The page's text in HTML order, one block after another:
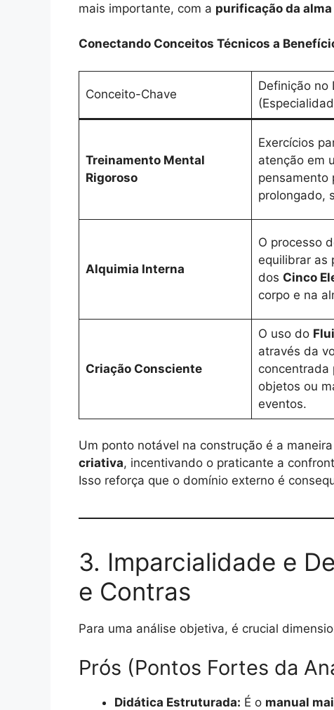
mais importante, com a purificação da alma
Conectando Conceitos Técnicos a
Conceito-Chave
Definição no
Treinamento Mental
Rigoroso
Exercícios
atenção em
pensamento
prolongado,
Alquimia Interna
O processo
equilibrar as
dos Cinco
corpo e na
Criação Consciente
O uso do
através da
concentrada
objetos ou
eventos.
Um ponto notável na construção é a
criativa, incentivando o praticante a
Isso reforça que o domínio externo é
3. Imparcialidade e
e Contras
Para uma análise objetiva, é crucial
Prós (Pontos Fortes da
Didática Estruturada: É o manual